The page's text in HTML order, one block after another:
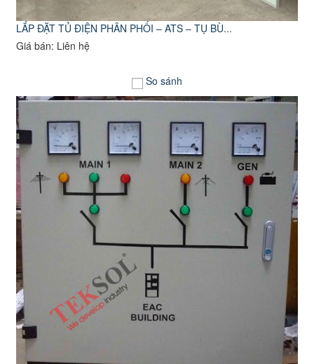
LẮP ĐẶT TỦ ĐIỆN PHÂN PHỐI – ATS – TỤ BÙ...
Giá bán: Liên hệ
So sánh